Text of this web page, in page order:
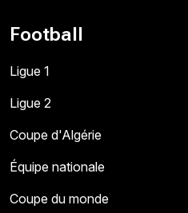
Football
Ligue 1
Ligue 2
Coupe d'Algérie
Équipe nationale
Coupe du monde